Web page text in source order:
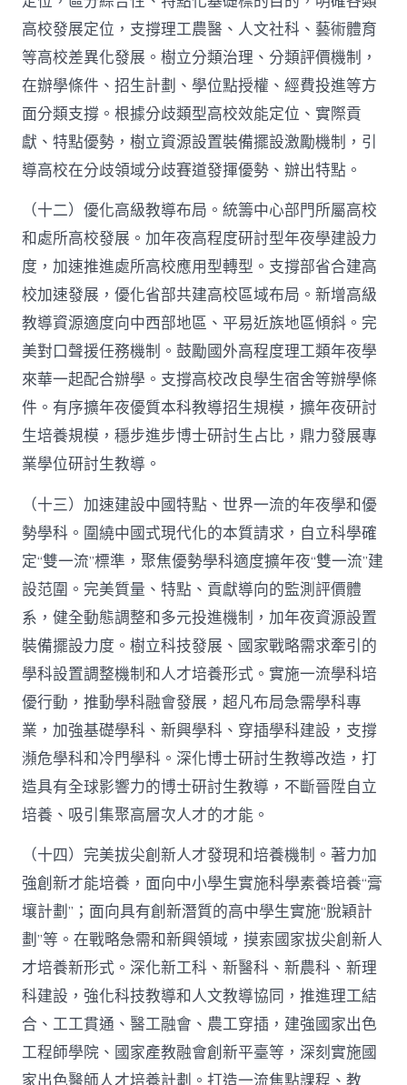
高校發展定位，支撐理工農醫、人文社科、藝術體育
等高校差異化發展。樹立分類治理、分類評價機制，
在辦學條件、招生計劃、學位點授權、經費投進等方
面分類支撐。根據分歧類型高校效能定位、實際貢
獻、特點優勢，樹立資源設置裝備擺設激勵機制，引
導高校在分歧領域分歧賽道發揮優勢、辦出特點。
（十二）優化高級教導布局。統籌中心部門所屬高校
和處所高校發展。加年夜高程度研討型年夜學建設力
度，加速推進處所高校應用型轉型。支撐部省合建高
校加速發展，優化省部共建高校區域布局。新增高級
教導資源適度向中西部地區、平易近族地區傾斜。完
美對口聲援任務機制。鼓勵國外高程度理工類年夜學
來華一起配合辦學。支撐高校改良學生宿舍等辦學條
件。有序擴年夜優質本科教導招生規模，擴年夜研討
生培養規模，穩步進步博士研討生占比，鼎力發展專
業學位研討生教導。
（十三）加速建設中國特點、世界一流的年夜學和優
勢學科。圍繞中國式現代化的本質請求，自立科學確
定“雙一流”標準，聚焦優勢學科適度擴年夜“雙一流”建
設范圍。完美質量、特點、貢獻導向的監測評價體
系，健全動態調整和多元投進機制，加年夜資源設置
裝備擺設力度。樹立科技發展、國家戰略需求牽引的
學科設置調整機制和人才培養形式。實施一流學科培
優行動，推動學科融會發展，超凡布局急需學科專
業，加強基礎學科、新興學科、穿插學科建設，支撐
瀕危學科和冷門學科。深化博士研討生教導改造，打
造具有全球影響力的博士研討生教導，不斷晉陞自立
培養、吸引集聚高層次人才的才能。
（十四）完美拔尖創新人才發現和培養機制。著力加
強創新才能培養，面向中小學生實施科學素養培養“膏
壤計劃”；面向具有創新潛質的高中學生實施“脫穎計
劃”等。在戰略急需和新興領域，摸索國家拔尖創新人
才培養新形式。深化新工科、新醫科、新農科、新理
科建設，強化科技教導和人文教導協同，推進理工結
合、工工貫通、醫工融會、農工穿插，建強國家出色
工程師學院、國家產教融會創新平臺等，深刻實施國
家出色醫師人才培養計劃。打造一流焦點課程、教